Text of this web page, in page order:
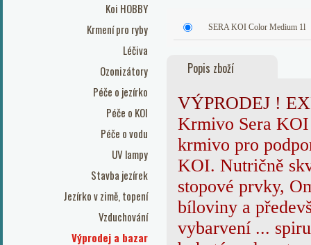
Koi HOBBY
Krmení pro ryby
Léčiva
Ozonizátory
Péče o jezírko
Péče o KOI
Péče o vodu
UV lampy
Stavba jezírek
Jezírko v zimě, topení
Vzduchování
Výprodej a bazar
SERA KOI Color Medium 1l
Popis zboží
VÝPRODEJ !
Krmivo Sera
krmivo pro
KOI. Nutričně
stopové prvky,
bíloviny a
vybarvení ...